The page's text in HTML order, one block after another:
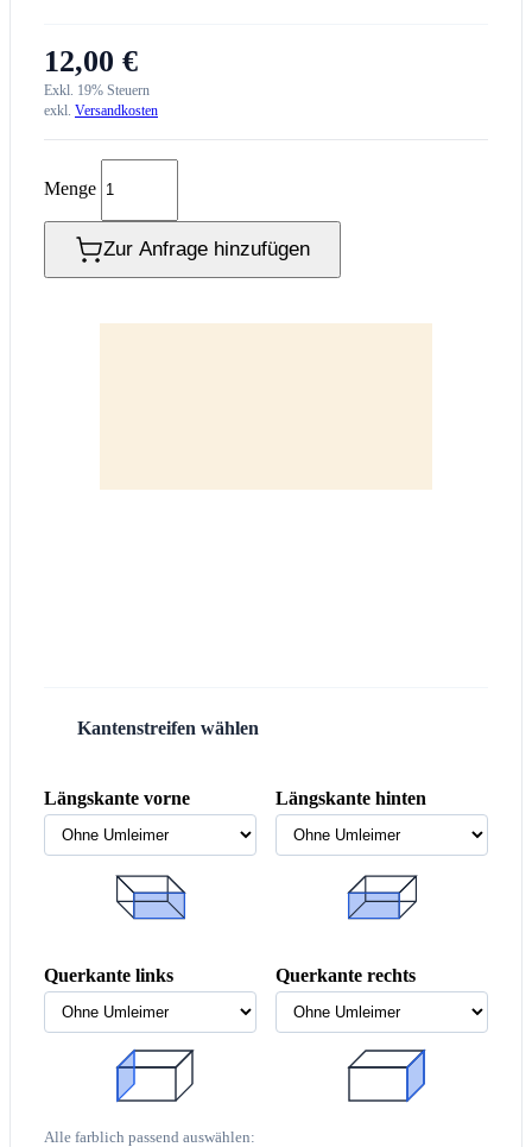
12,00 €
Exkl. 19% Steuern
exkl. Versandkosten
Menge
Zur Anfrage hinzufügen
Kantenstreifen wählen
Längskante vorne Längskante hinten
Querkante links Querkante rechts
Alle farblich passend auswählen: